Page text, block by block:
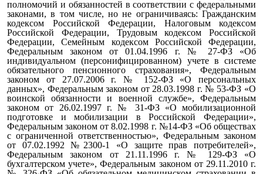
полномочий и обязанностей в соответствии с федеральными
законами, в том числе, но не ограничиваясь: Гражданским
кодексом Российской Федерации, Налоговым кодексом
Российской Федерации, Трудовым кодексом Российской
Федерации, Семейным кодексом Российской Федерации,
Федеральным законом от 01.04.1996 г. № 27-ФЗ «Об
индивидуальном (персонифицированном) учете в системе
обязательного пенсионного страхования», Федеральным
законом от 27.07.2006 г. № 152-ФЗ «О персональных
данных», Федеральным законом от 28.03.1998 г. № 53-ФЗ «О
воинской обязанности и военной службе», Федеральным
законом от 26.02.1997 г. № 31-ФЗ «О мобилизационной
подготовке и мобилизации в Российской Федерации»,
Федеральным законом от 8.02.1998 г. №14-ФЗ «Об обществах
с ограниченной ответственностью», Федеральным законом
от 07.02.1992 №2300-1 «О защите прав потребителей»,
Федеральным законом от 21.11.1996 г. № 129-ФЗ «О
бухгалтерском учете», Федеральным законом от 29.11.2010 г.